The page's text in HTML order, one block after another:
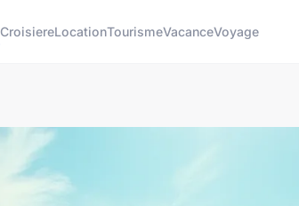
CroisiereLocationTourismeVacanceVoyage